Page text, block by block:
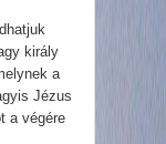
király
a
Jézus
a végére